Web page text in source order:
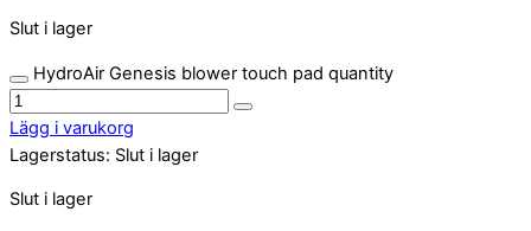
Slut i lager
HydroAir Genesis blower touch pad quantity
Lägg i varukorg
Lagerstatus: Slut i lager
Slut i lager